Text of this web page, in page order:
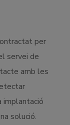
per
servei de
amb les
implantació
solució.